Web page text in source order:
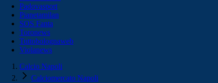
Padovasport
Pianetamilan
SOS Fanta
Toronews
Tuttobolognaweb
Violanews
Calcio Napoli
Calciomercato Napoli